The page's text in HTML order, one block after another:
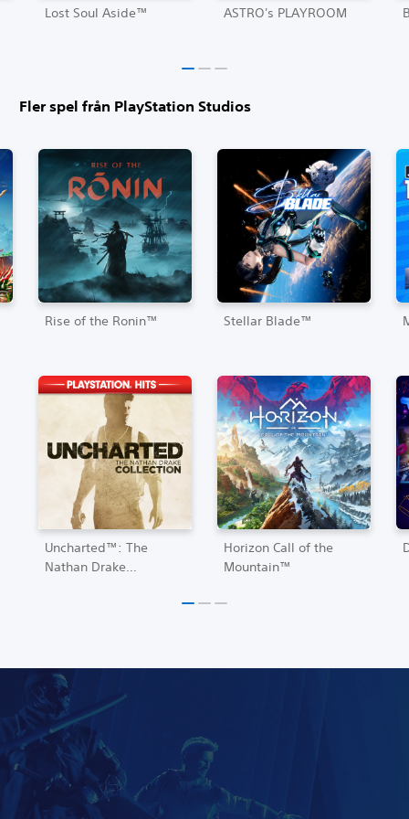
Lost Soul Aside™ ASTRO's PLAYROOM
Fler spel från PlayStation Studios
Rise of the Ronin™ Stellar Blade™
Uncharted™: The
Nathan Drake
Horizon Call of the
Mountain™